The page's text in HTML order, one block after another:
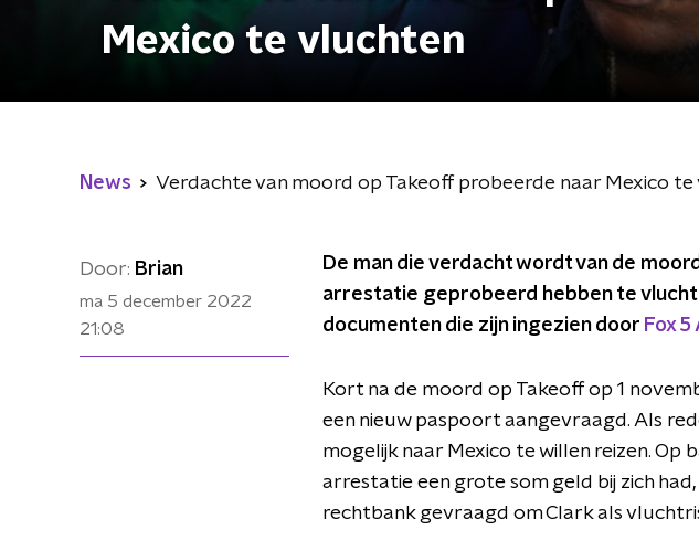
Mexico te vluchten
News Verdachte van moord op Takeoff probeerde naar Mexico
Door: Brian
ma 5 december 2022
21:08
De man die verdacht wordt van de
arrestatie geprobeerd hebben te
documenten die zijn ingezien door Fox
Kort na de moord op Takeoff op 1
een nieuw paspoort aangevraagd. Als
mogelijk naar Mexico te willen reizen. Op
arrestatie een grote som geld bij zich
rechtbank gevraagd om Clark als